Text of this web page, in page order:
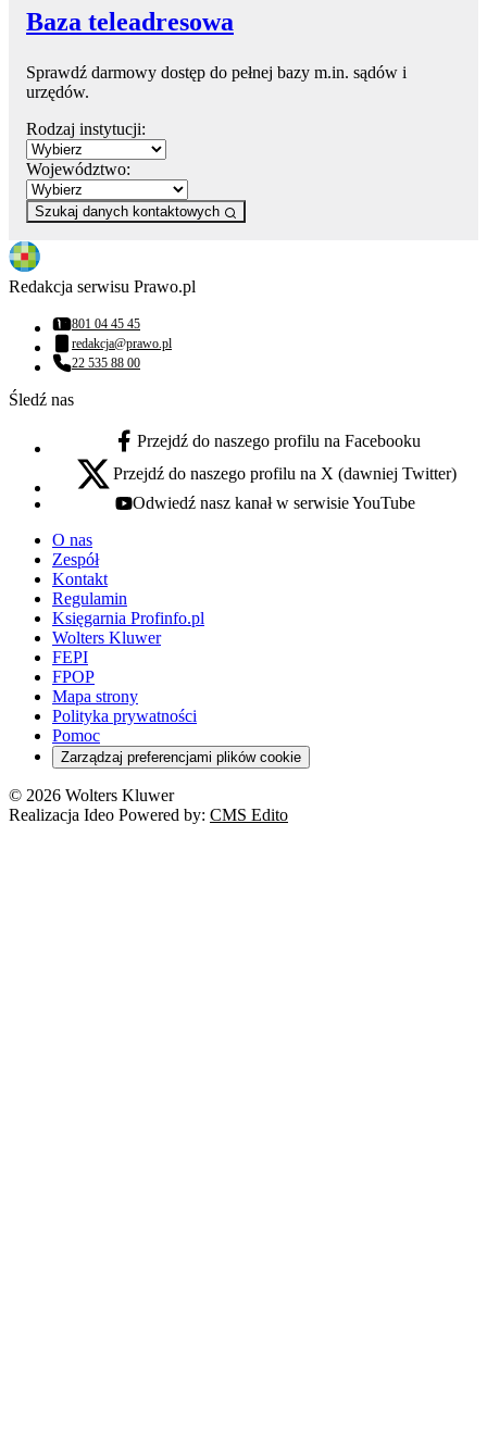
Baza teleadresowa
Sprawdź darmowy dostęp do pełnej bazy m.in. sądów i
urzędów.
Rodzaj instytucji:
Województwo:
Szukaj danych kontaktowych
Redakcja serwisu Prawo.pl
Numer telefonu:
801 04 45 45
Adres email:
redakcja@prawo.pl
Numer telefonu:
22 535 88 00
Śledź nas
facebook - otwiera się w nowej karcie
Przejdź do naszego profilu na Facebooku
x - otwiera się w nowej karcie
Przejdź do naszego profilu na X (dawniej Twitter)
youtube - otwiera się w nowej karcie
Odwiedź nasz kanał w serwisie YouTube
O nas
Zespół
Kontakt
Regulamin
Księgarnia Profinfo.pl
Wolters Kluwer
FEPI
FPOP
Mapa strony
Polityka prywatności
Pomoc
Zarządzaj preferencjami plików cookie
© 2026 Wolters Kluwer
Realizacja Ideo Powered by: CMS Edito